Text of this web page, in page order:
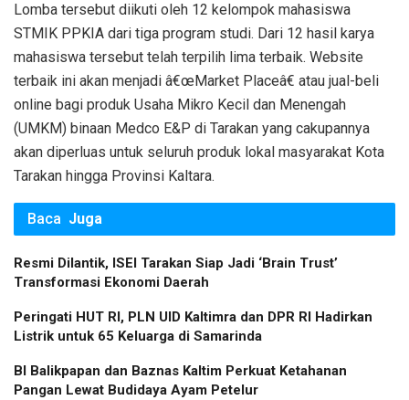
Lomba tersebut diikuti oleh 12 kelompok mahasiswa
STMIK PPKIA dari tiga program studi. Dari 12 hasil karya
mahasiswa tersebut telah terpilih lima terbaik. Website
terbaik ini akan menjadi â€œMarket Placeâ€ atau jual-beli
online bagi produk Usaha Mikro Kecil dan Menengah
(UMKM) binaan Medco E&P di Tarakan yang cakupannya
akan diperluas untuk seluruh produk lokal masyarakat Kota
Tarakan hingga Provinsi Kaltara.
Baca Juga
Resmi Dilantik, ISEI Tarakan Siap Jadi ‘Brain Trust’
Transformasi Ekonomi Daerah
Peringati HUT RI, PLN UID Kaltimra dan DPR RI Hadirkan
Listrik untuk 65 Keluarga di Samarinda
BI Balikpapan dan Baznas Kaltim Perkuat Ketahanan
Pangan Lewat Budidaya Ayam Petelur